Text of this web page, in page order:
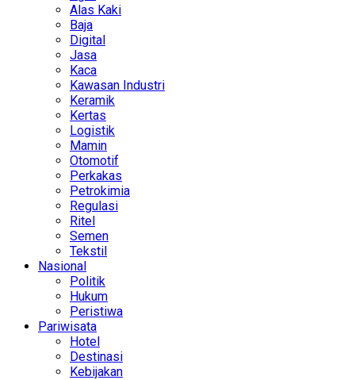
Alas Kaki
Baja
Digital
Jasa
Kaca
Kawasan Industri
Keramik
Kertas
Logistik
Mamin
Otomotif
Perkakas
Petrokimia
Regulasi
Ritel
Semen
Tekstil
Nasional
Politik
Hukum
Peristiwa
Pariwisata
Hotel
Destinasi
Kebijakan